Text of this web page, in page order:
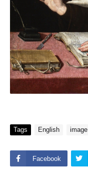
Tags English image
Facebook